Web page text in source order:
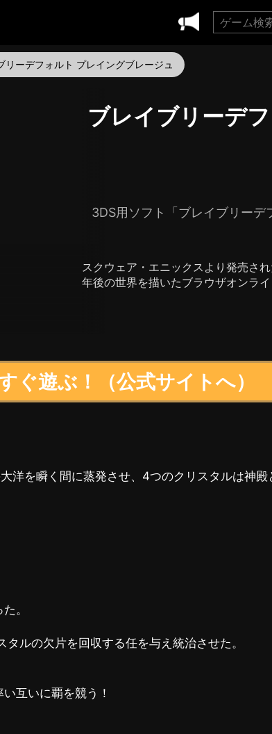
リーデフォルト プレイングブレージュ
ブレイブリーデ
3DS用ソフト「ブレイブリー
スクウェア・エニックスより発売さ
年後の世界を描いたブラウザオンラ
ぐ遊ぶ！（公式サイトへ）
洋を瞬く間に蒸発させ、4つのクリスタルは神
。
ルの欠片を回収する任を与え統治させた。
互いに覇を競う！